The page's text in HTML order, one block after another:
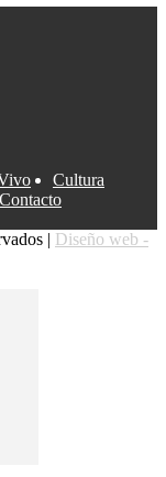
Cultura
Contacto
| Diseño web -